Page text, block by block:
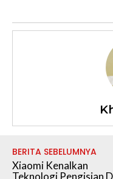
BERITA SEBELUMNYA
Xiaomi Kenalkan
Teknologi Pengisian